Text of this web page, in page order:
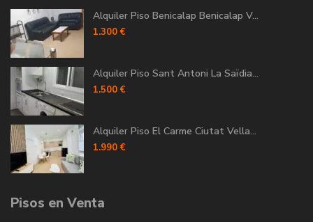
Alquiler Piso Benicalap Benicalap V...
1.300 €
Alquiler Piso Sant Antoni La Saïdia...
1.500 €
Alquiler Piso El Carme Ciutat Vella...
1.990 €
Pisos en Venta